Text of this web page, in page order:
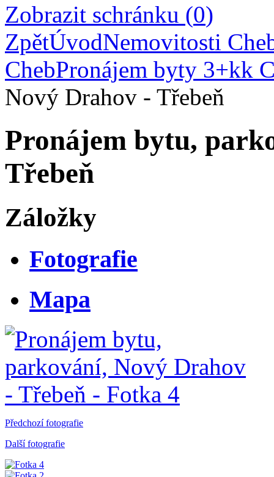
Zobrazit schránku (0)
ZpětÚvodNemovitosti
ChebPronájem byty 3+kk
Nový Drahov - Třebeň
Pronájem bytu,
Třebeň
Záložky
Fotografie
Mapa
Předchozí fotografie
Další fotografie